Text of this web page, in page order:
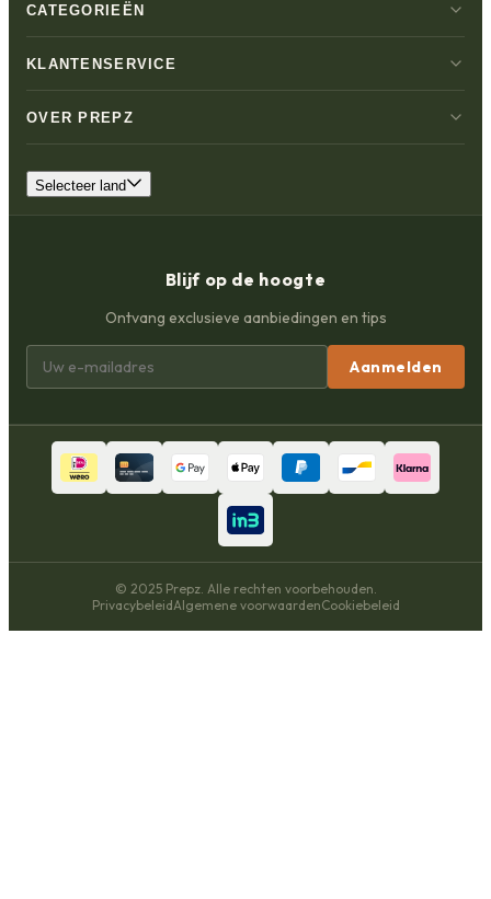
CATEGORIEËN
KLANTENSERVICE
OVER PREPZ
Selecteer land
Blijf op de hoogte
Ontvang exclusieve aanbiedingen en tips
Aanmelden
© 2025 Prepz. Alle rechten voorbehouden.
PrivacybeleidAlgemene voorwaardenCookiebeleid